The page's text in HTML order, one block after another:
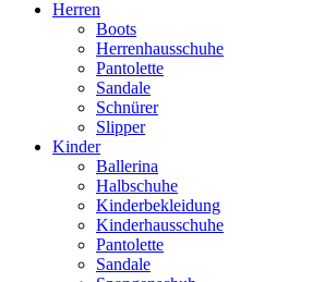
Herren
Boots
Herrenhausschuhe
Pantolette
Sandale
Schnürer
Slipper
Kinder
Ballerina
Halbschuhe
Kinderbekleidung
Kinderhausschuhe
Pantolette
Sandale